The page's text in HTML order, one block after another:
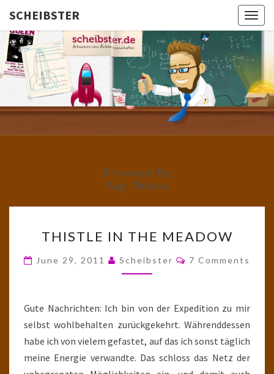
SCHEIBSTER
Gutbürgerliche
Reime Und
Mehr! In
Blogform.
School!
Browsed By
Tag: Wiese
IN
THE
MEADOW
THISTLE IN THE MEADOW
June 29, 2011 Scheibster Comments
7 Comments
Gute Nachrichten: Ich bin von der Expedition zu mir
selbst wohlbehalten zurückgekehrt. Währenddessen
habe ich von vielem gefastet, auf das ich sonst täglich
meine Energie verwandte. Das schloss das Netz der